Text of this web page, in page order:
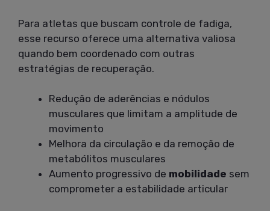
Para atletas que buscam controle de fadiga,
esse recurso oferece uma alternativa valiosa
quando bem coordenado com outras
estratégias de recuperação.
Redução de aderências e nódulos
musculares que limitam a amplitude de
movimento
Melhora da circulação e da remoção de
metabólitos musculares
Aumento progressivo de mobilidade sem
comprometer a estabilidade articular